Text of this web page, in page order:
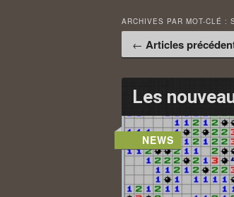
ARCHIVES PAR MOT-CLÉ :
Navigation des articles
← Articles
Les
NEWS